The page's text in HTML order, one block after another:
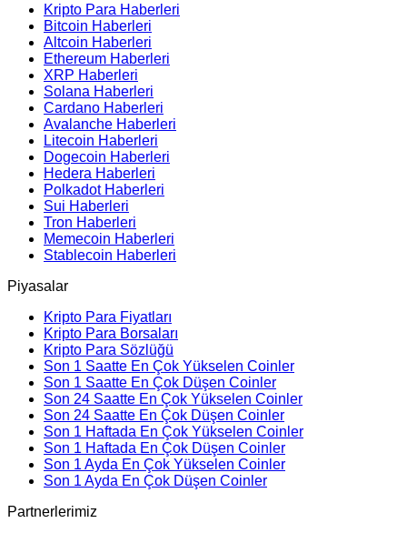
Kripto Para Haberleri
Bitcoin Haberleri
Altcoin Haberleri
Ethereum Haberleri
XRP Haberleri
Solana Haberleri
Cardano Haberleri
Avalanche Haberleri
Litecoin Haberleri
Dogecoin Haberleri
Hedera Haberleri
Polkadot Haberleri
Sui Haberleri
Tron Haberleri
Memecoin Haberleri
Stablecoin Haberleri
Piyasalar
Kripto Para Fiyatları
Kripto Para Borsaları
Kripto Para Sözlüğü
Son 1 Saatte En Çok Yükselen Coinler
Son 1 Saatte En Çok Düşen Coinler
Son 24 Saatte En Çok Yükselen Coinler
Son 24 Saatte En Çok Düşen Coinler
Son 1 Haftada En Çok Yükselen Coinler
Son 1 Haftada En Çok Düşen Coinler
Son 1 Ayda En Çok Yükselen Coinler
Son 1 Ayda En Çok Düşen Coinler
Partnerlerimiz